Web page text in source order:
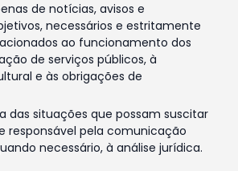
de notícias, avisos e
necessários e estritamente
ao funcionamento dos
de serviços públicos, à
e às obrigações de
das situações que possam suscitar
responsável pela comunicação
necessário, à análise jurídica.